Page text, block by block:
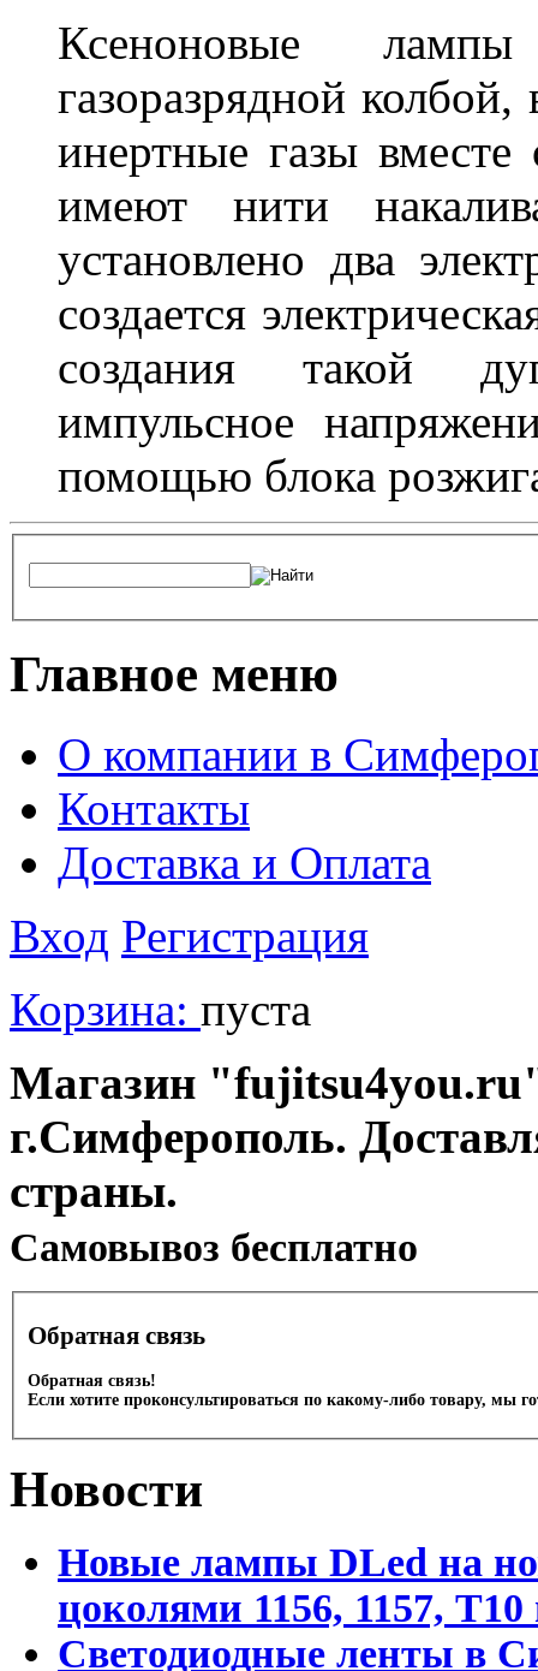
Ксеноновые
газоразрядной
инертные газы
имеют нити
установлено два
создается
создания такой
импульсное
помощью блока
Главное меню
О компании в
Контакты
Доставка и Оплата
Вход Регистрация
Корзина: пуста
Магазин
г.Симферополь.
страны.
Cамовывоз бесплатно
Обратная связь
Обратная связь!
Если хотите проконсультироваться по какому-либо товару, мы
Новости
Новые лампы DLed на
цоколями 1156, 1157,
Светодиодные ленты в